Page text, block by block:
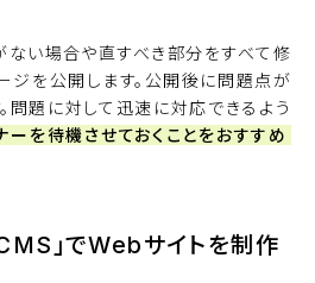
ない場合や直すべき部分をすべて修
ジを公開します。公開後に問題点が
問題に対して迅速に対応できるよう
ーを待機させておくことをおすすめ
CMS」でWebサイトを制作